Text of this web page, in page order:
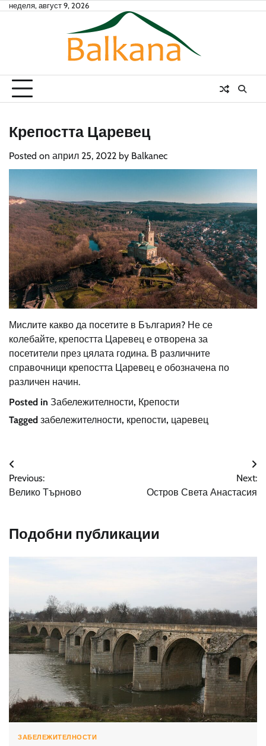
Skipнеделя, август 9, 2026
Крепостта Царевец
Posted on април 25, 2022 by Balkanec
Мислите какво да посетите в България? Не се
колебайте, крепостта Царевец е отворена за
посетители през цялата година. В различните
справочници крепостта Царевец е обозначена по
различен начин.
Posted in Забележителности, Крепости
Tagged забележителности, крепости, царевец
Навигация
Previous:
Велико Търново
Next:
Остров Света Анастасия
Подобни публикации
ЗАБЕЛЕЖИТЕЛНОСТИ